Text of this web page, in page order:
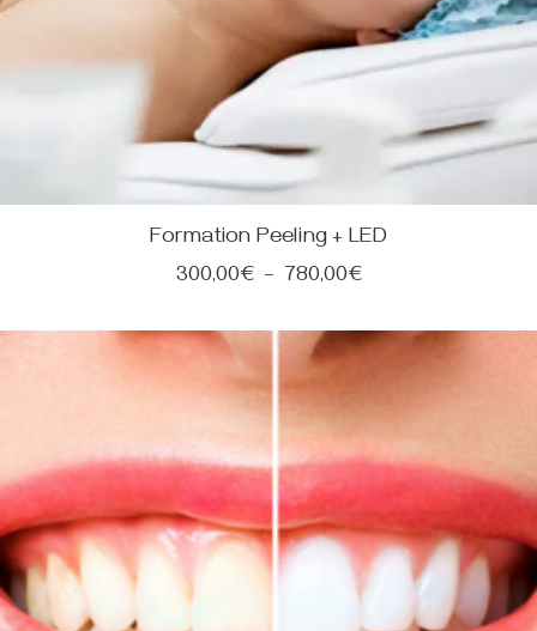
Formation Peeling + LED
300,00€ – 780,00€